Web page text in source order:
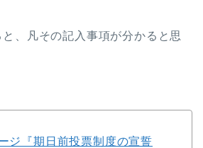
、凡その記入事項が分かると思
ジ『期日前投票制度の宣誓